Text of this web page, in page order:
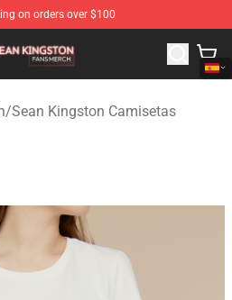
on orders over $100
- Official Sean Kingston
/Sean Kingston Camisetas